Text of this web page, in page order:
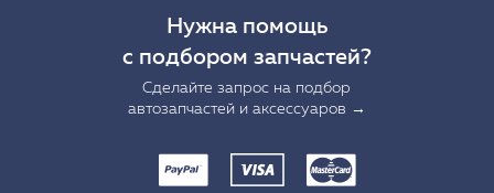
Нужна помощь
с подбором запчастей?
Сделайте запрос на подбор
автозапчастей и аксессуаров →